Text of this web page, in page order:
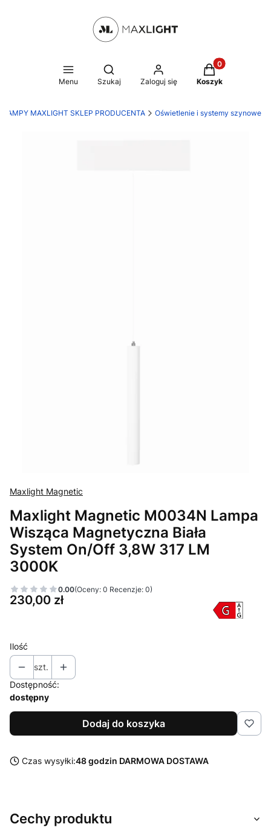
Menu
Otwórz wyszukiwarkę
Szukaj Zaloguj się
Produkty w
Koszyk
LAMPY MAXLIGHT SKLEP PRODUCENTA Oświetlenie i systemy szynowe
Maxlight Magnetic
Maxlight Magnetic M0034N Lampa
Wisząca Magnetyczna Biała
System On/Off 3,8W 317 LM
3000K
0.00(Oceny: 0 Recenzje: 0)
Cena
230,00 zł
Ilość
szt.
Dostępność:
dostępny
Dodaj do koszyka
Czas wysyłki:48 godzin DARMOWA DOSTAWA
Cechy produktu